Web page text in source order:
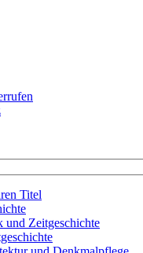
Titel
und Zeitgeschichte